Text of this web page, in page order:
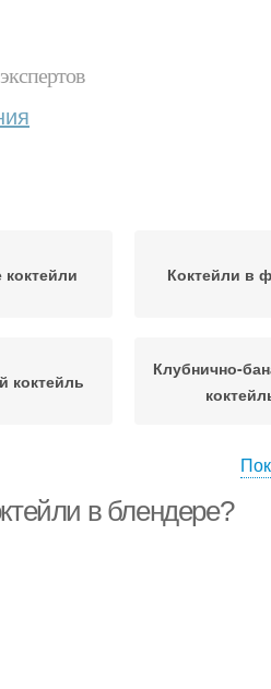
Коктейли в
коктейль
Клубнично-
в блендере?